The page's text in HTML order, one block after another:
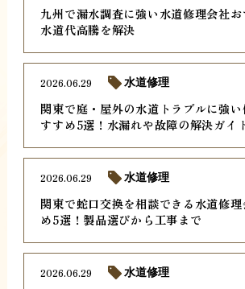
九州で漏水調査に強い水道修理会社お
水道代高騰を解決
関東で庭・屋外の水道トラブルに強
すすめ5選！水漏れや故障の解決ガイ
2026.06.29 水道修理
関東で蛇口交換を相談できる水道修
め5選！製品選びから工事まで
2026.06.29 水道修理
2026.06.29 水道修理